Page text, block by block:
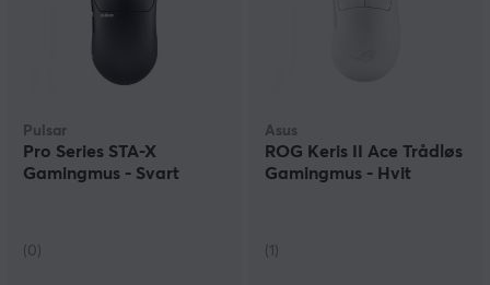
Pulsar
Pro Series STA-X
Gamingmus - Svart
(0)
Asus
ROG Keris II Ace Trådløs
Gamingmus - Hvit
(1)